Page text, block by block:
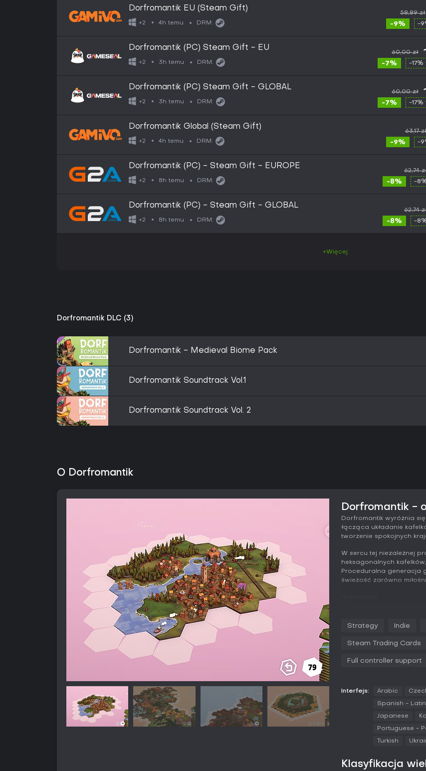
Dorfromantik EU (Steam Gift)
+2 4h temu DRM:
58,89 zł
-9% -
Dorfromantik (PC) Steam Gift - EU
+2 3h temu DRM:
60,00 zł
-7% -17%
Dorfromantik (PC) Steam Gift - GLOBAL
+2 3h temu DRM:
60,00 zł
-7% -17%
Dorfromantik Global (Steam Gift)
+2 4h temu DRM:
63,17
-9% -
Dorfromantik (PC) - Steam Gift - EUROPE
+2 8h temu DRM:
62,74
-8% -
Dorfromantik (PC) - Steam Gift - GLOBAL
+2 8h temu DRM:
62,74
-8% -
+Więcej
Dorfromantik DLC (3)
Dorfromantik - Medieval Biome Pack
Dorfromantik Soundtrack Vol.1
Dorfromantik Soundtrack Vol. 2
O Dorfromantik
Dorfromantik -
Dorfromantik wyróżnia
łącząca układanie
tworzenie spokojnych
W sercu tej niezależnej
heksagonalnych
Proceduralna generacja
świeżość zarówno
W Dorfromantik
dopasowania, tworzysz
głębi strategii; na
odblokowują się nowe
System punktacji
między
spokojnej ekspansji i
Tryby gry
Strategy Indie
Steam Trading Cards
Full controller support
Interfejs: Arabic
Spanish -
Japanese
Portuguese -
Turkish
Klasyfikacja